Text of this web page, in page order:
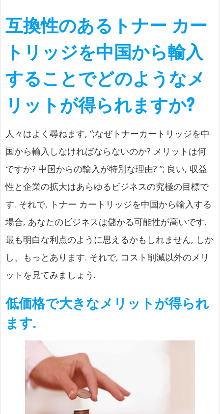
互換性のあるトナー カー
トリッジを中国から輸入
することでどのようなメ
リットが得られますか?
人々はよく尋ねます, “;なぜトナーカートリッジを中
国から輸入しなければならないのか? メリットは何
ですか? 中国からの輸入が特別な理由? ”; 良い, 収益
性と企業の拡大はあらゆるビジネスの究極の目標で
す. それで, トナー カートリッジを中国から輸入する
場合, あなたのビジネスは儲かる可能性が高いです.
最も明白な利点のように思えるかもしれません, しか
し、もっとあります. それで, コスト削減以外のメリ
ットを見てみましょう.
低価格で大きなメリットが得られ
ます.